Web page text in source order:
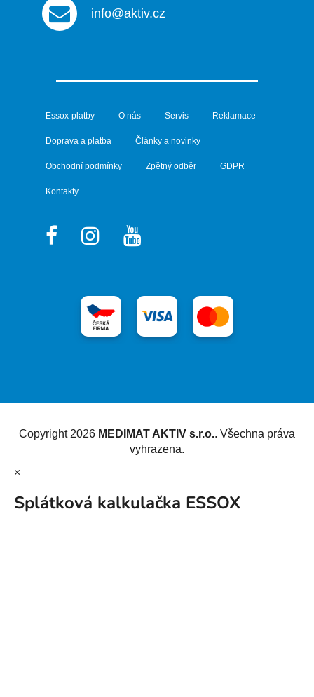
info@aktiv.cz
Essox-platby O nás Servis Reklamace
Doprava a platba Články a novinky
Obchodní podmínky Zpětný odběr GDPR
Kontakty
Copyright 2026 MEDIMAT AKTIV s.r.o.. Všechna práva
vyhrazena.
×
Splátková kalkulačka ESSOX